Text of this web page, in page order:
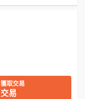
獲取交易
交易